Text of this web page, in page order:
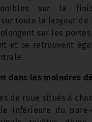
sur la
toute la largeur de
sur les
et se retrouvent
dans les moindres
de roue situés à
inférieure du pare-